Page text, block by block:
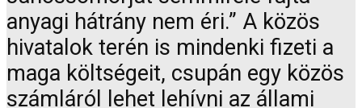
anyagi hátrány nem éri.” A közös
hivatalok terén is mindenki fizeti a
maga költségeit, csupán egy közös
számláról lehet lehívni az állami